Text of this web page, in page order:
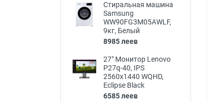
Стиральная машина
Samsung
WW90FG3M05AWLF,
9кг, Белый
8985 леев
27" Монитор Lenovo
P27q-40, IPS
2560x1440 WQHD,
Eclipse Black
6585 леев